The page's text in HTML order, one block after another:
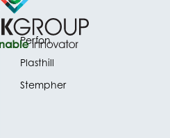
Perfon
Plasthill
Stempher